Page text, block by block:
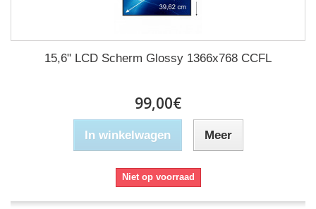
15,6" LCD Scherm Glossy 1366x768 CCFL
99,00€
In winkelwagen Meer
Niet op voorraad